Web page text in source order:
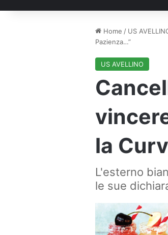
Home / US
Pazienza…”
US AVELLINO
la
L'esterno
le sue